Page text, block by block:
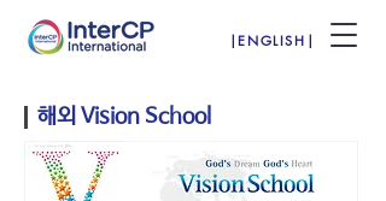
|ENGLISH|
해외 Vision School